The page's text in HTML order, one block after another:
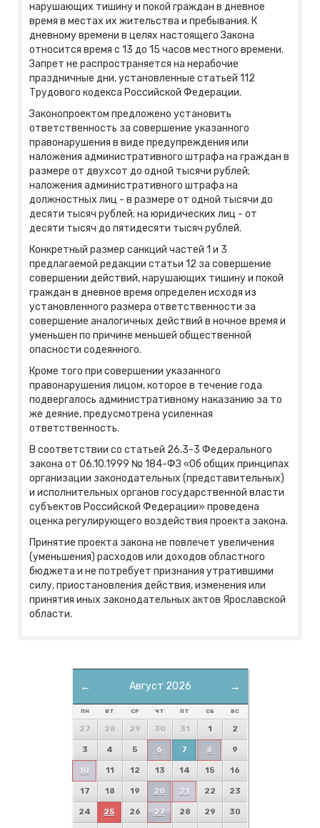
нарушающих тишину и покой граждан в дневное
время в местах их жительства и пребывания. К
дневному времени в целях настоящего Закона
относится время с 13 до 15 часов местного времени.
Запрет не распространяется на нерабочие
праздничные дни, установленные статьей 112
Трудового кодекса Российской Федерации.
Законопроектом предложено установить
ответственность за совершение указанного
правонарушения в виде предупреждения или
наложения административного штрафа на граждан в
размере от двухсот до одной тысячи рублей;
наложения административного штрафа на
должностных лиц - в размере от одной тысячи до
десяти тысяч рублей; на юридических лиц - от
десяти тысяч до пятидесяти тысяч рублей.
Конкретный размер санкций частей 1 и 3
предлагаемой редакции статьи 12 за совершение
совершении действий, нарушающих тишину и покой
граждан в дневное время определен исходя из
установленного размера ответственности за
совершение аналогичных действий в ночное время и
уменьшен по причине меньшей общественной
опасности содеянного.
Кроме того при совершении указанного
правонарушения лицом, которое в течение года
подвергалось административному наказанию за то
же деяние, предусмотрена усиленная
ответственность.
В соответствии со статьей 26.3-3 Федерального
закона от 06.10.1999 № 184-ФЗ «Об общих принципах
организации законодательных (представительных)
и исполнительных органов государственной власти
субъектов Российской Федерации» проведена
оценка регулирующего воздействия проекта закона.
Принятие проекта закона не повлечет увеличения
(уменьшения) расходов или доходов областного
бюджета и не потребует признания утратившими
силу, приостановления действия, изменения или
принятия иных законодательных актов Ярославской
области.
← →
Август 2026
ПН ВТ СР ЧТ ПТ СБ ВС
27 28 29 30 31 1 2
3 4 5 6 7 8 9
10 11 12 13 14 15 16
17 18 19 20 21 22 23
24 25 26 27 28 29 30